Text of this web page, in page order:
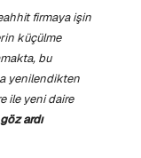
firmaya işin
küçülme
bu
yenilendikten
ile yeni daire
ardı